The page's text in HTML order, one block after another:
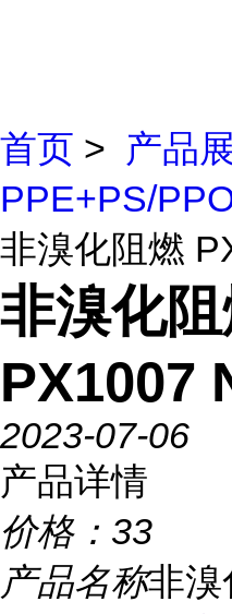
首页 > 产品
PPE+PS/
非溴化阻燃
非溴化
PX1007
2023-07-06
产品详情
价格： 33
产品名称非溴